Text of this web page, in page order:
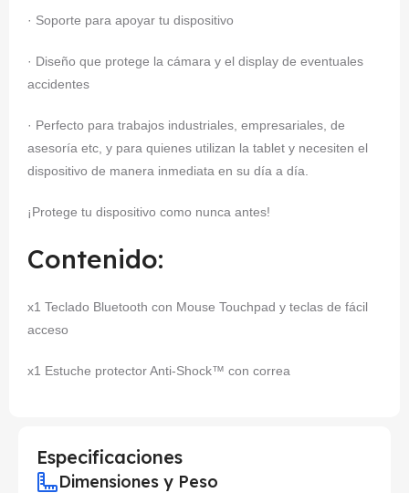
· Soporte para apoyar tu dispositivo
· Diseño que protege la cámara y el display de eventuales
accidentes
· Perfecto para trabajos industriales, empresariales, de
asesoría etc, y para quienes utilizan la tablet y necesiten el
dispositivo de manera inmediata en su día a día.
¡Protege tu dispositivo como nunca antes!
Contenido:
x1 Teclado Bluetooth con Mouse Touchpad y teclas de fácil
acceso
x1 Estuche protector Anti-Shock™ con correa
Especificaciones
Dimensiones y Peso